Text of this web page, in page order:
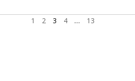
1 2 3 4 … 13